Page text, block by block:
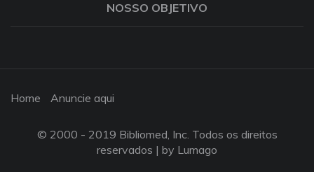
NOSSO OBJETIVO
Home Anuncie aqui
© 2000 - 2019 Bibliomed, Inc. Todos os direitos
reservados | by Lumago